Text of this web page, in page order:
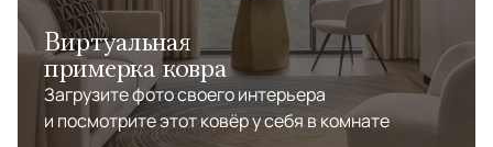
Виртуальная
примерка ковра
Загрузите фото своего интерьера
и посмотрите этот ковёр у себя в комнате